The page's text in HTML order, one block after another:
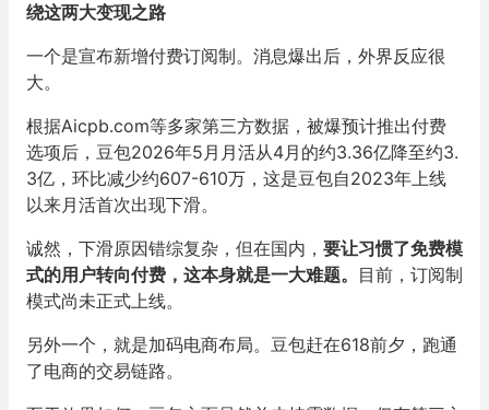
绕这两大变现之路
一个是宣布新增付费订阅制。消息爆出后，外界反应很
大。
根据Aicpb.com等多家第三方数据，被爆预计推出付费
选项后，豆包2026年5月月活从4月的约3.36亿降至约3.
3亿，环比减少约607-610万，这是豆包自2023年上线
以来月活首次出现下滑。
诚然，下滑原因错综复杂，但在国内， 要让习惯了免费模
式的用户转向付费，这本身就是一大难题。 目前，订阅制
模式尚未正式上线。
另外一个，就是加码电商布局。豆包赶在618前夕，跑通
了电商的交易链路。